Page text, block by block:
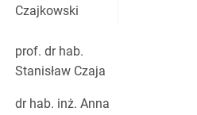
Czajkowski
prof. dr hab.
Stanisław Czaja
dr hab. inż. Anna